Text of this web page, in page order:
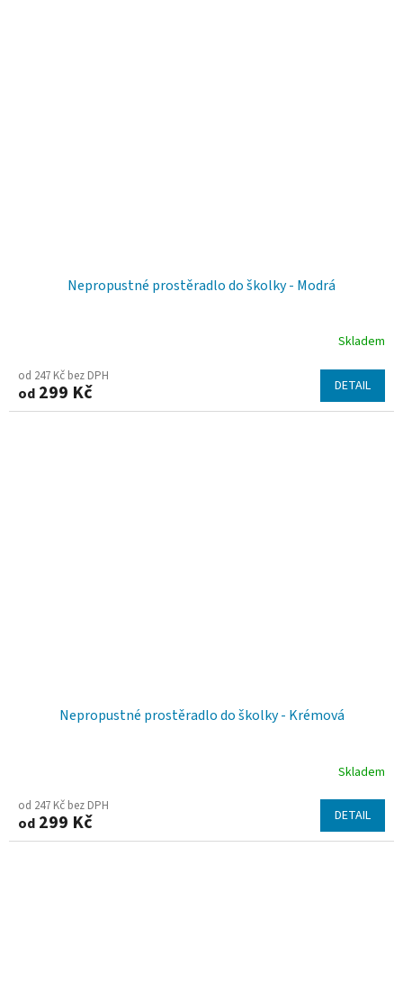
Nepropustné prostěradlo do školky - Modrá
Skladem
od 247 Kč bez DPH
od 299 Kč DETAIL
Nepropustné prostěradlo do školky - Krémová
hodnocení
produktu
Skladem
od 247 Kč bez DPH
od 299 Kč DETAIL